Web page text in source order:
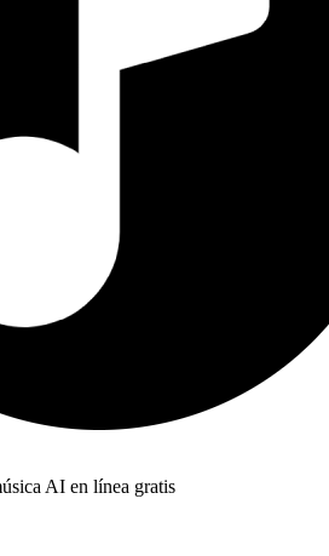
AI en línea gratis